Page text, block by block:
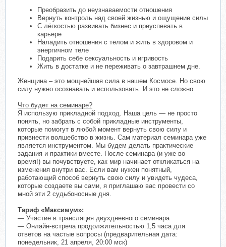
Преобразить до неузнаваемости отношения
Вернуть контроль над своей жизнью и ощущение силы
С лёгкостью развивать бизнес и преуспевать в
карьере
Наладить отношения с телом и жить в здоровом и
энергичном теле
Подарить себе сексуальность и игривость
Жить в достатке и не переживать о завтрашнем дне.
Женщина – это мощнейшая сила в нашем Космосе. Но свою
силу нужно осознавать и использовать. И это не сложно.
Что будет на семинаре?
Я использую прикладной подход. Наша цель — не просто
понять, но забрать с собой прикладные инструменты,
которые помогут в любой момент вернуть свою силу и
привнести волшебство в жизнь. Сам материал семинара уже
является инструментом. Мы будем делать практические
задания и практики вместе. После семинара (и уже во
время!) вы почувствуете, как мир начинает откликаться на
изменения внутри вас. Если вам нужен понятный,
работающий способ вернуть свою силу и увидеть чудеса,
которые создаете вы сами, я приглашаю вас провести со
мной эти 2 судьбоносные дня.
Тариф «Максимум»:
— Участие в трансляция двухдневного семинара
— Онлайн-встреча продолжительностью 1,5 часа для
ответов на частые вопросы (предварительная дата:
понедельник, 21 апреля, 20:00 мск)